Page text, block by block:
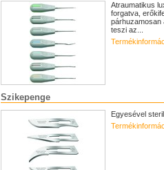
Atraumatikus
forgatva,
párhuzamosan
teszi az...
Szikepenge
Egyesével